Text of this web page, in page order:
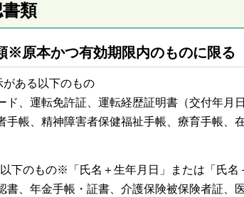
類
※原本かつ有効期限内のものに限る
がある以下のもの
ド、運転免許証、運転経歴証明書（交付年月
手帳、精神障害者保健福祉手帳、療育手帳、
以下のもの※「氏名＋生年月日」または「氏
書、年金手帳・証書、介護保険被保険者証、